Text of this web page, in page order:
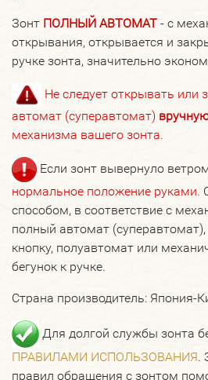
Зонт ПОЛНЫЙ АВТОМАТ - с
открывания, открывается и
ручке зонта, значительно
Не следует открывать или
автомат (суперавтомат)
механизма вашего зонта.
Если зонт вывернуло
нормальное положение руками.
способом, в соответствие с
полный автомат
кнопку, полуавтомат или
бегунок к ручке.
Страна производитель: Япония-
Для долгой службы зонта
ПРАВИЛАМИ ИСПОЛЬЗОВАНИЯ.
правил обращения с зонтом